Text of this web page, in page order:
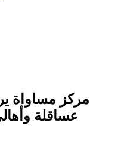
مركز مساواة
عساقلة